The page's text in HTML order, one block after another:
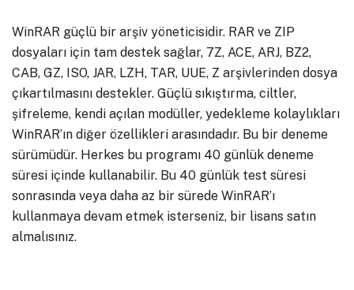
WinRAR güçlü bir arşiv yöneticisidir. RAR ve ZIP
dosyaları için tam destek sağlar, 7Z, ACE, ARJ, BZ2,
CAB, GZ, ISO, JAR, LZH, TAR, UUE, Z arşivlerinden dosya
çıkartılmasını destekler. Güçlü sıkıştırma, ciltler,
şifreleme, kendi açılan modüller, yedekleme kolaylıkları
WinRAR’ın diğer özellikleri arasındadır. Bu bir deneme
sürümüdür. Herkes bu programı 40 günlük deneme
süresi içinde kullanabilir. Bu 40 günlük test süresi
sonrasında veya daha az bir sürede WinRAR’ı
kullanmaya devam etmek isterseniz, bir lisans satın
almalısınız.